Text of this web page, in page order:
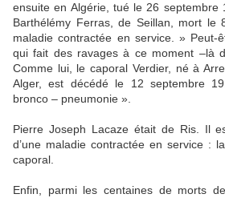
ensuite en Algérie, tué le 26 septembre
Barthélémy Ferras, de Seillan, mort le
maladie contractée en service. » Peut-
qui fait des ravages à ce moment –là
Comme lui, le caporal Verdier, né à
Alger, est décédé le 12 septembre
bronco – pneumonie ».
Pierre Joseph Lacaze était de Ris. Il
d’une maladie contractée en service :
caporal.
Enfin, parmi les centaines de morts